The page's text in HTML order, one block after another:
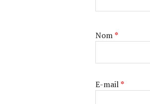
Nom*
E-mail*